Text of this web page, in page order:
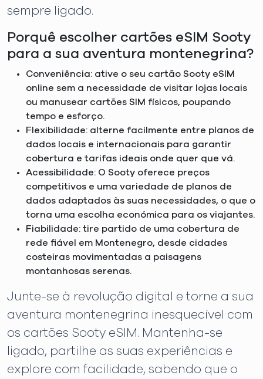
sempre ligado.
Porquê escolher cartões eSIM Sooty
para a sua aventura montenegrina?
Conveniência: ative o seu cartão Sooty eSIM
online sem a necessidade de visitar lojas locais
ou manusear cartões SIM físicos, poupando
tempo e esforço.
Flexibilidade: alterne facilmente entre planos de
dados locais e internacionais para garantir
cobertura e tarifas ideais onde quer que vá.
Acessibilidade: O Sooty oferece preços
competitivos e uma variedade de planos de
dados adaptados às suas necessidades, o que o
torna uma escolha económica para os viajantes.
Fiabilidade: tire partido de uma cobertura de
rede fiável em Montenegro, desde cidades
costeiras movimentadas a paisagens
montanhosas serenas.
Junte-se à revolução digital e torne a sua
aventura montenegrina inesquecível com
os cartões Sooty eSIM. Mantenha-se
ligado, partilhe as suas experiências e
explore com facilidade, sabendo que o